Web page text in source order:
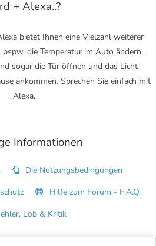
+ Alexa..?
bietet Ihnen eine Vielzahl weiterer
die Temperatur im Auto ändern,
sogar die Tür öffnen und das Licht
ankommen. Sprechen Sie einfach mit
Alexa.
Informationen
Die Nutzungsbedingungen
Hilfe zum Forum - F.A.Q.
Lob & Kritik